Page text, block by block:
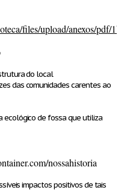
files/upload/anexos/pdf/
do local
das comunidades carentes ao
ecológico de fossa que utiliza
nossahistoria
impactos positivos de tais